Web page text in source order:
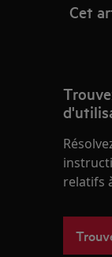
Cet
relatifs